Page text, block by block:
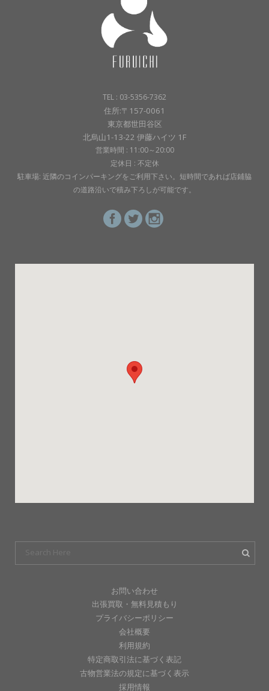
TEL : 03-5356-7362
住所:〒157-0061
東京都世田谷区
北烏山1-13-22 伊藤ハイツ 1F
営業時間 : 11:00～20:00
定休日 : 不定休
駐車場: 近隣のコインパーキングをご利用下さい。短時間であれば店鋪脇
の道路沿いで積み下ろしが可能です。
お問い合わせ
出張買取・無料見積もり
プライバシーポリシー
会社概要
利用規約
特定商取引法に基づく表記
古物営業法の規定に基づく表示
採用情報